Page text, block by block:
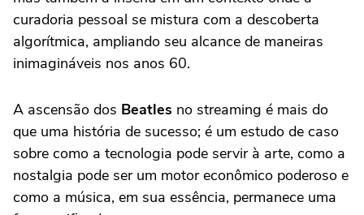
curadoria pessoal se mistura com a descoberta
algorítmica, ampliando seu alcance de maneiras
inimagináveis nos anos 60.
A ascensão dos Beatles no streaming é mais do
que uma história de sucesso; é um estudo de caso
sobre como a tecnologia pode servir à arte, como a
nostalgia pode ser um motor econômico poderoso e
como a música, em sua essência, permanece uma